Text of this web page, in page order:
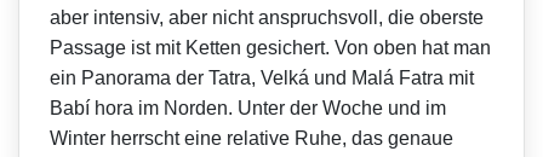
aber intensiv, aber nicht anspruchsvoll, die oberste
Passage ist mit Ketten gesichert. Von oben hat man
ein Panorama der Tatra, Velká und Malá Fatra mit
Babí hora im Norden. Unter der Woche und im
Winter herrscht eine relative Ruhe, das genaue